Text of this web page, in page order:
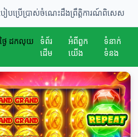
ៀបប្រើប្រាស់ចំណេះដឹងព្រឹត្តិការណ៍ពិសេស
ងៃ ដកលុយ
ទំព័រ
ដើម
អំពីពួក
យើង
ទំនាក់
ទំនង